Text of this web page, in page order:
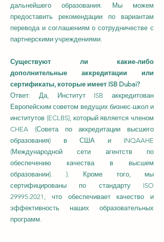
дальнейшего образования. Мы можем
предоставить рекомендации по вариантам
перевода и соглашениям о сотрудничестве с
партнерскими учреждениями.
Существуют ли какие-либо
дополнительные аккредитации или
сертификаты, которые имеет ISB Dubai?
Ответ: Да, Институт ISB аккредитован
Европейским советом ведущих бизнес-школ и
институтов (ECLBS), который является членом
CHEA (Совета по аккредитации высшего
образования) в США и INQAAHE
(Международной сети агентств по
обеспечению качества в высшем
образовании). ). Кроме того, мы
сертифицированы по стандарту ISO
29995:2021, что обеспечивает качество и
эффективность наших образовательных
программ.